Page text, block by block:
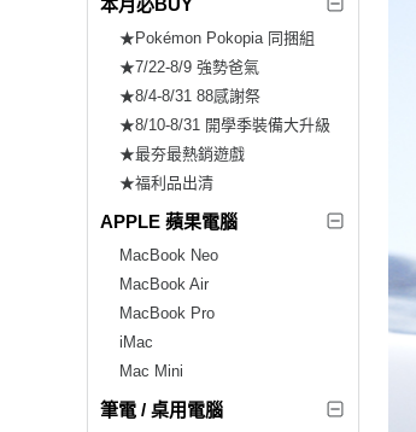
★Pokémon Pokopia 同捆組
★7/22-8/9 強勢爸氣
★8/4-8/31 88感謝祭
★8/10-8/31 開學季裝備大升級
★最夯最熱銷遊戲
★福利品出清
APPLE 蘋果電腦
MacBook Neo
MacBook Air
MacBook Pro
iMac
Mac Mini
筆電 / 桌用電腦